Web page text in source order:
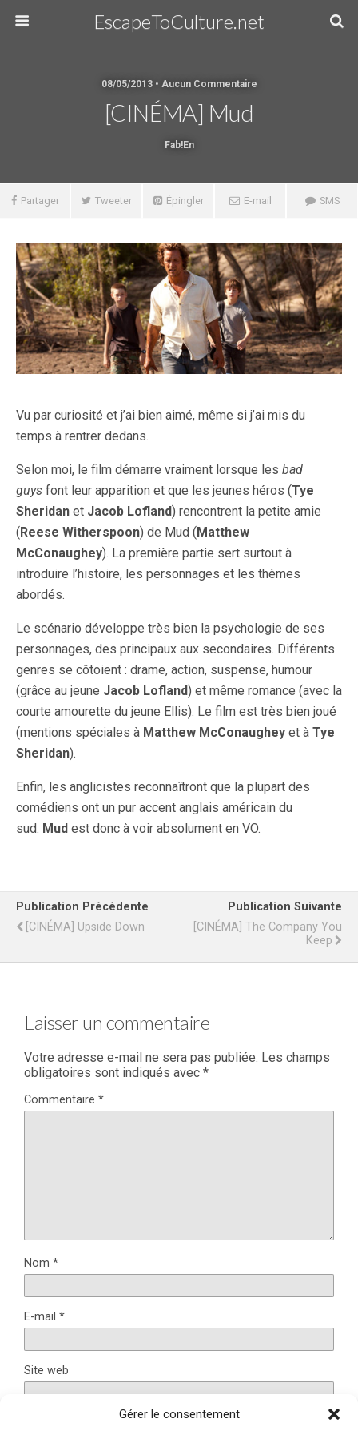
Gérer le consentement
EscapeToCulture.net
08/05/2013 • Aucun Commentaire
[CINÉMA] Mud
Fab!en
Partager Tweeter Épingler E-mail SMS
Vu par curiosité et j’ai bien aimé, même si j’ai mis du
temps à rentrer dedans.
Selon moi, le film démarre vraiment lorsque les bad
guys font leur apparition et que les jeunes héros (Tye
Sheridan et Jacob Lofland) rencontrent la petite amie
( Reese Witherspoon) de Mud ( Matthew
McConaughey). La première partie sert surtout à
introduire l’histoire, les personnages et les thèmes
abordés.
Le scénario développe très bien la psychologie de ses
personnages, des principaux aux secondaires. Différents
genres se côtoient : drame, action, suspense, humour
(grâce au jeune Jacob Lofland) et même romance (avec la
courte amourette du jeune Ellis). Le film est très bien joué
(mentions spéciales à Matthew McConaughey et à Tye
Sheridan).
Enfin, les anglicistes reconnaîtront que la plupart des
comédiens ont un pur accent anglais américain du
sud. Mud est donc à voir absolument en VO.
Publication Précédente
[CINÉMA] Upside Down
Publication Suivante
[CINÉMA] The Company You
Keep
Laisser un commentaire
Votre adresse e-mail ne sera pas publiée. Les champs
obligatoires sont indiqués avec *
Commentaire *
Nom *
E-mail *
Site web